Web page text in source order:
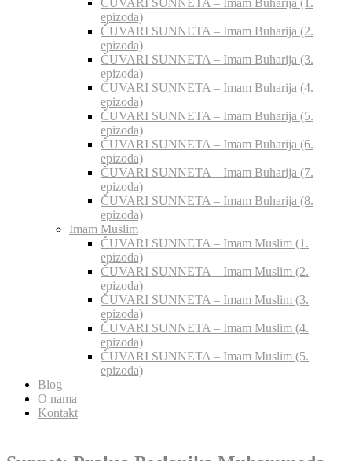
ČUVARI SUNNETA – Imam Buharija (1.
epizoda)
ČUVARI SUNNETA – Imam Buharija (2.
epizoda)
ČUVARI SUNNETA – Imam Buharija (3.
epizoda)
ČUVARI SUNNETA – Imam Buharija (4.
epizoda)
ČUVARI SUNNETA – Imam Buharija (5.
epizoda)
ČUVARI SUNNETA – Imam Buharija (6.
epizoda)
ČUVARI SUNNETA – Imam Buharija (7.
epizoda)
ČUVARI SUNNETA – Imam Buharija (8.
epizoda)
Imam Muslim
ČUVARI SUNNETA – Imam Muslim (1.
epizoda)
ČUVARI SUNNETA – Imam Muslim (2.
epizoda)
ČUVARI SUNNETA – Imam Muslim (3.
epizoda)
ČUVARI SUNNETA – Imam Muslim (4.
epizoda)
ČUVARI SUNNETA – Imam Muslim (5.
epizoda)
Blog
O nama
Kontakt